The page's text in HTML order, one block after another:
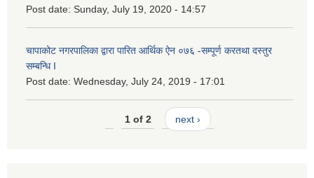
Post date: Sunday, July 19, 2020 - 14:57
चापाकोट नगरपालिका द्वारा पारित आर्थिक ऐन ०७६ -सम्पूर्ण करतथा दस्तुर
सम्बन्धि I
Post date: Wednesday, July 24, 2019 - 17:01
1 of 2 next ›